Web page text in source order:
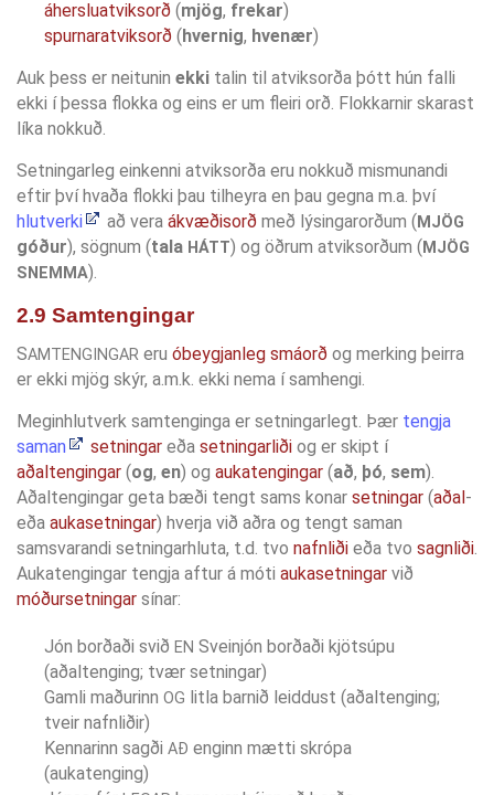
áhersluatviksorð (mjög, frekar)
spurnaratviksorð (hvernig, hvenær)
Auk þess er neitunin ekki talin til atviksorða þótt hún falli
ekki í þessa flokka og eins er um fleiri orð. Flokkarnir skarast
líka nokkuð.
Setningarleg einkenni atviksorða eru nokkuð mismunandi
eftir því hvaða flokki þau tilheyra en þau gegna m.a. því
hlutverki
að vera ákvæðisorð með lýsingarorðum (MJÖG
góður), sögnum (tala HÁTT) og öðrum atviksorðum (MJÖG
SNEMMA).
2.9 Samtengingar
SAMTENGINGAR eru óbeygjanleg smáorð og merking þeirra
er ekki mjög skýr, a.m.k. ekki nema í samhengi.
Meginhlutverk samtenginga er setningarlegt. Þær tengja
saman
setningar eða setningarliði og er skipt í
aðaltengingar (og, en) og aukatengingar (að, þó, sem).
Aðaltengingar geta bæði tengt sams konar setningar (aðal-
eða aukasetningar) hverja við aðra og tengt saman
samsvarandi setningarhluta, t.d. tvo nafnliði eða tvo sagnliði.
Aukatengingar tengja aftur á móti aukasetningar við
móðursetningar sínar:
Jón borðaði svið EN Sveinjón borðaði kjötsúpu
(aðaltenging; tvær setningar)
Gamli maðurinn OG litla barnið leiddust (aðaltenging;
tveir nafnliðir)
Kennarinn sagði AÐ enginn mætti skrópa
(aukatenging)